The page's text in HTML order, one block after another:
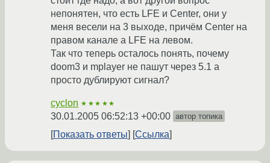
непонятен, что есть LFE и Center, они у
меня весели на 3 выходе, причём Center на
правом канале а LFE на левом.
Так что теперь осталось понять, почему
doom3 и mplayer не пашут через 5.1 а
просто дублируют сигнал?
cyclon ★★★★★
30.01.2005 06:52:13 +00:00 автор топика
Показать ответы Ссылка